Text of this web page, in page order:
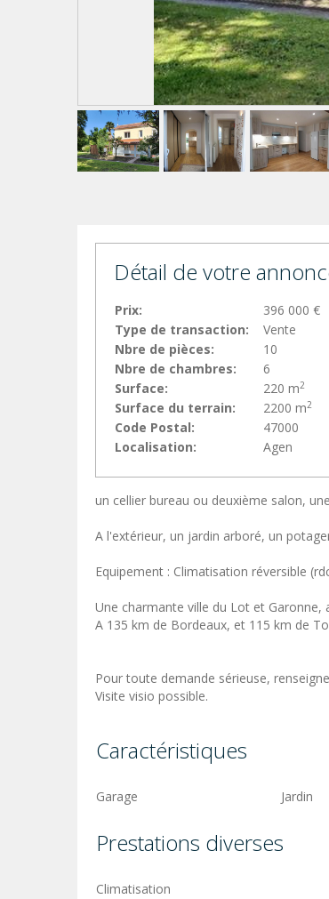
Détail de votre
Prix:
396 000 €
Type de transaction:
Vente
Nbre de pièces:
10
Nbre de chambres:
6
Surface:
220 m2
Surface du terrain: 2200 m2
Code Postal:
47000
Localisation:
Agen
un cellier bureau ou deuxième salon,
A l'extérieur, un jardin arboré, un
Equipement : Climatisation réversible
Une charmante ville du Lot et
A 135 km de Bordeaux, et 115 km de
Pour toute demande sérieuse,
Visite visio possible.
Caractéristiques
Garage Jardin
Prestations diverses
Climatisation